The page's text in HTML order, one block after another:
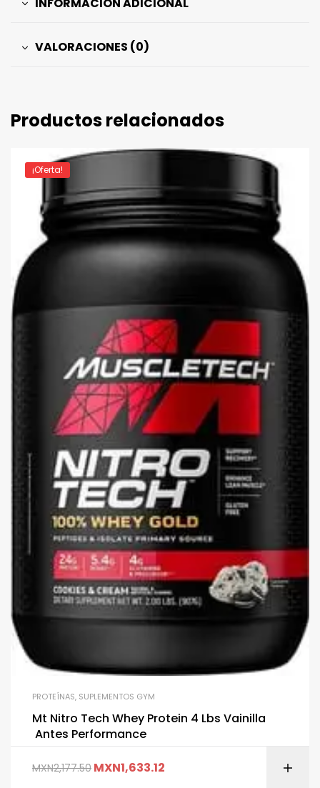
VALORACIONES (0)
Productos relacionados
¡Oferta!
PROTEÍNAS, SUPLEMENTOS GYM
Mt Nitro Tech Whey Protein 4 Lbs Vainilla
Antes Performance
MXN2,177.50 MXN1,633.12